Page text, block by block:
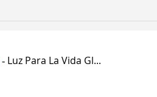
- Luz Para La Vida Gl...